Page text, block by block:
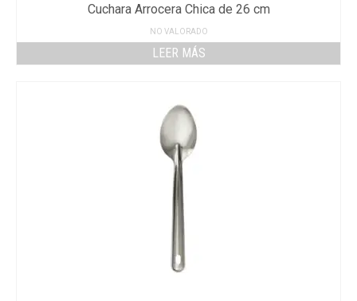
Cuchara Arrocera Chica de 26 cm
NO VALORADO
LEER MÁS